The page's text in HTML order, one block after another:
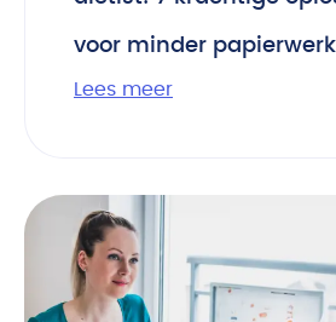
voor minder papierwerk
Lees meer